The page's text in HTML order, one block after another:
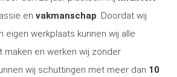
en vakmanschap. Doordat wij
eigen werkplaats kunnen wij alle
maken en werken wij zonder
wij schuttingen met meer dan 10